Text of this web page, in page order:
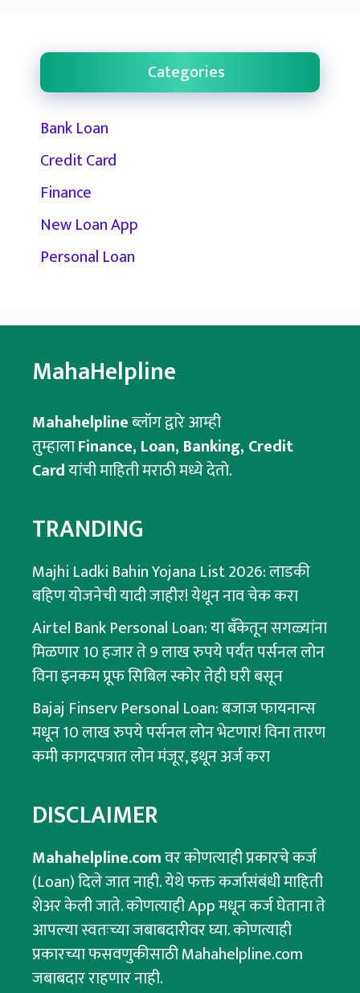
Categories
Bank Loan
Credit Card
Finance
New Loan App
Personal Loan
MahaHelpline
Mahahelplineब्लॉग द्वारे आम्ही
तुम्हालाFinance, Loan, Banking, Credit
Cardयांची माहिती मराठी मध्ये देतो.
TRANDING
Majhi Ladki Bahin Yojana List 2026: लाडकी
बहिण योजनेची यादी जाहीर! येथून नाव चेक करा
Airtel Bank Personal Loan: या बँकेतून सगळ्यांना
मिळणार 10 हजार ते 9 लाख रुपये पर्यंत पर्सनल लोन
विना इनकम प्रूफ सिबिल स्कोर तेही घरी बसून
Bajaj Finserv Personal Loan: बजाज फायनान्स
मधून 10 लाख रुपये पर्सनल लोन भेटणार! विना तारण
कमी कागदपत्रात लोन मंजूर, इथून अर्ज करा
DISCLAIMER
Mahahelpline.comवर कोणत्याही प्रकारचे कर्ज
(Loan) दिले जात नाही. येथे फक्त कर्जासंबंधी माहिती
शेअर केली जाते. कोणत्याही App मधून कर्ज घेताना ते
आपल्या स्वतःच्या जबाबदारीवर घ्या. कोणत्याही
प्रकारच्या फसवणुकीसाठी Mahahelpline.com
जबाबदार राहणार नाही.